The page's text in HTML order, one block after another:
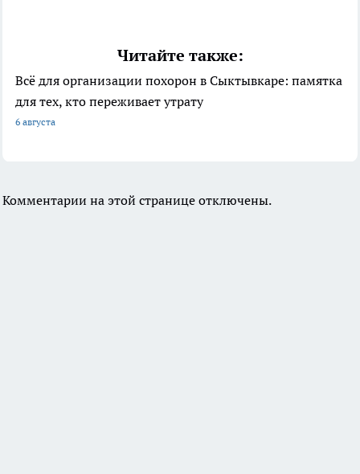
Читайте также:
Всё для организации похорон в Сыктывкаре: памятка
для тех, кто переживает утрату
6 августа
Комментарии на этой странице отключены.